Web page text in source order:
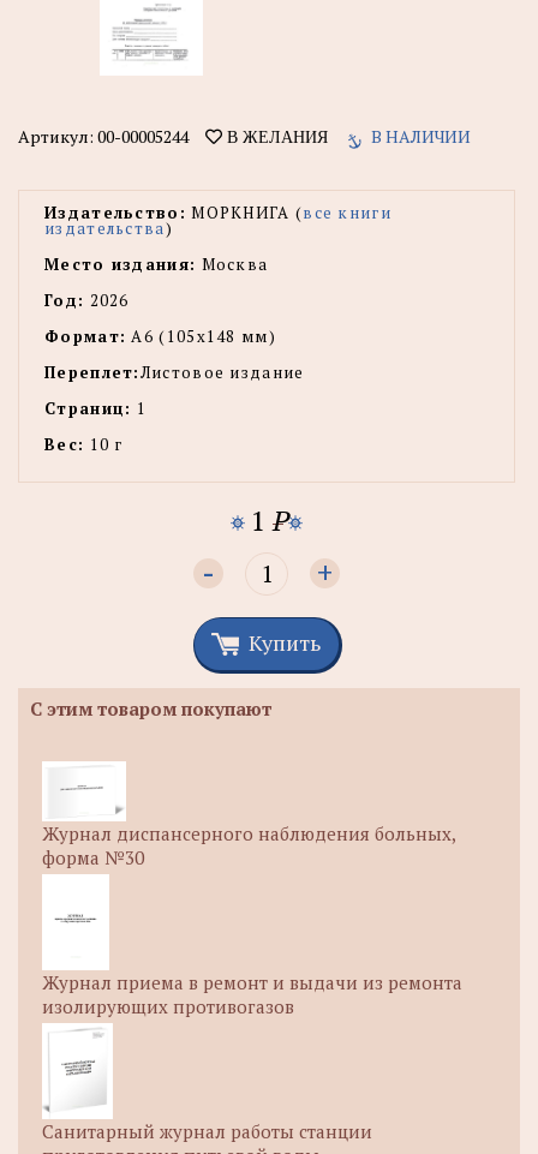
Артикул: 00-00005244 В ЖЕЛАНИЯ В НАЛИЧИИ
Издательство: МОРКНИГА (все книги
издательства)
Место издания: Москва
Год: 2026
Формат: А6 (105x148 мм)
Переплет:Листовое издание
Страниц: 1
Вес: 10 г
1 P
- +
Купить
С этим товаром покупают
Журнал диспансерного наблюдения больных,
форма №30
Журнал приема в ремонт и выдачи из ремонта
изолирующих противогазов
Санитарный журнал работы станции